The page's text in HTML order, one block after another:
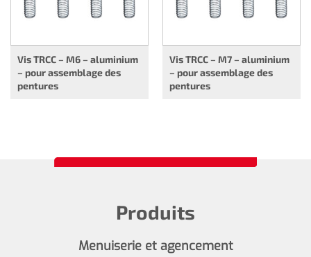
Vis TRCC – M6 – aluminium
– pour assemblage des
pentures
Vis TRCC – M7 – aluminium
– pour assemblage des
pentures
Produits
Menuiserie et agencement